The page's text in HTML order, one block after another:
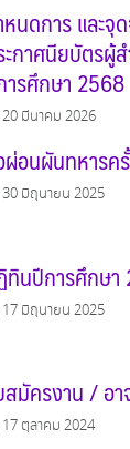
นดการ และจุ
กาศนียบัตรผู้
รศึกษา 2568
20 มีนาคม 2026
อนผันทหารค
30 มิถุนายน 2025
ทินปีการศึกษา
17 มิถุนายน 2025
มัครงาน / อา
17 ตุลาคม 2024